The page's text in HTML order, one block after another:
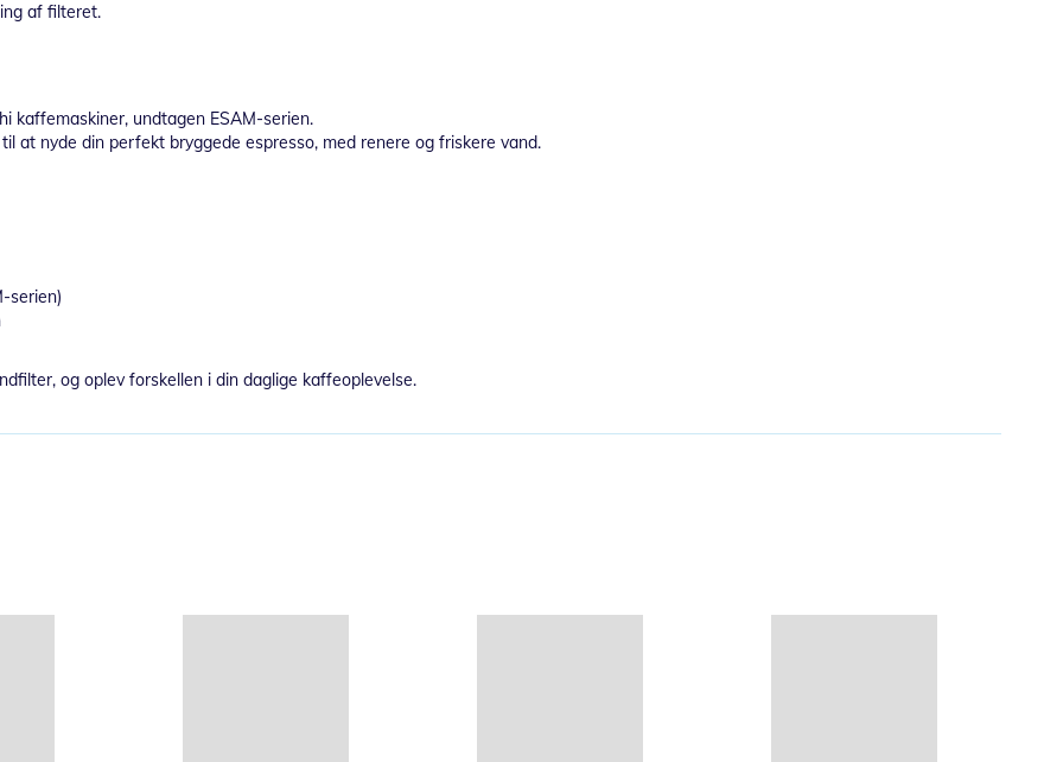
af filteret.
kaffemaskiner, undtagen ESAM-serien.
at nyde din perfekt bryggede espresso, med renere og friskere vand.
serien)
og oplev forskellen i din daglige kaffeoplevelse.